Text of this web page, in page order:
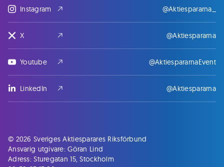
Instagram @Aktiespararna_
X @Aktiespararna
Youtube @AktiespararnaEvent
LinkedIn @Aktiespararna
© 2026 Sveriges Aktiesparares Riksförbund
Ansvarig utgivare: Göran Lind
Adress: Sturegatan 15, Stockholm